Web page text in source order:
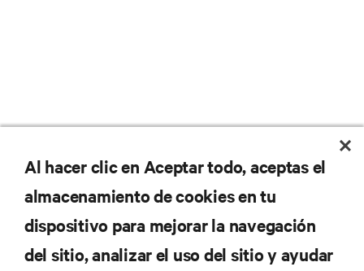
Al hacer clic en Aceptar todo, aceptas el
almacenamiento de cookies en tu
dispositivo para mejorar la navegación
del sitio, analizar el uso del sitio y ayudar